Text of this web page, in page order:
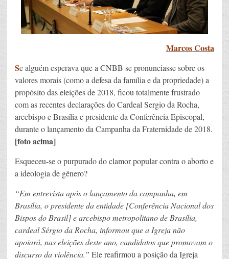
Marcos Costa
Se alguém esperava que a CNBB se pronunciasse sobre os
valores morais (como a defesa da família e da propriedade) a
propósito das eleições de 2018, ficou totalmente frustrado
com as recentes declarações do Cardeal Sergio da Rocha,
arcebispo e Brasília e presidente da Conferência Episcopal,
durante o lançamento da Campanha da Fraternidade de 2018.
[foto acima]
Esqueceu-se o purpurado do clamor popular contra o aborto e
a ideologia de gênero?
“Em entrevista após o lançamento da campanha, em
Brasília, o presidente da entidade [Conferência Nacional dos
Bispos do Brasil] e arcebispo metropolitano de Brasília,
cardeal Sérgio da Rocha, informou que a Igreja não
apoiará, nas eleições deste ano, candidatos que promovam o
discurso da violência.” Ele reafirmou a posição da Igreja